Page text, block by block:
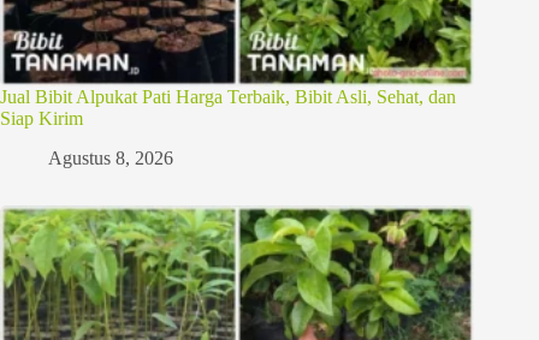
Jual Bibit Alpukat Pati Harga Terbaik, Bibit Asli, Sehat, dan
Siap Kirim
Agustus 8, 2026